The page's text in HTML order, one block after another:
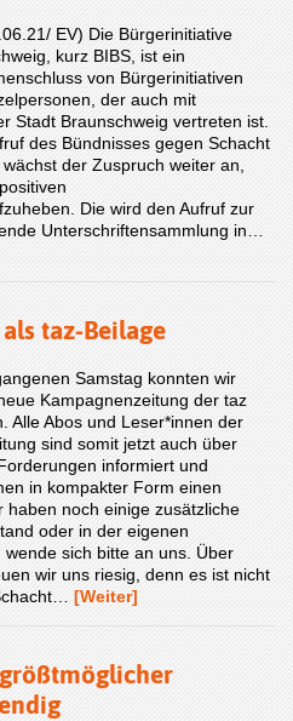
EV) Die Bürgerinitiative
kurz BIBS, ist ein
von Bürgerinitiativen
der auch mit
Stadt Braunschweig vertreten ist.
des Bündnisses gegen Schacht
der Zuspruch weiter an,
Die wird den Aufruf zur
Unterschriftensammlung in…
taz-Beilage
Samstag konnten wir
Kampagnenzeitung der taz
Alle Abos und Leser*innen der
sind somit jetzt auch über
informiert und
in kompakter Form einen
noch einige zusätzliche
oder in der eigenen
sich bitte an uns. Über
wir uns riesig, denn es ist nicht
[Weiter]